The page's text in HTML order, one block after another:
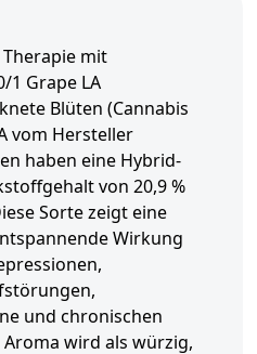
mit
1 Grape LA
Blüten (Cannabis
vom Hersteller
haben eine Hybrid-
von 20,9 %
Sorte zeigt eine
Wirkung
und chronischen
wird als würzig,